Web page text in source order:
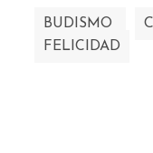
BUDISMO
FELICIDAD